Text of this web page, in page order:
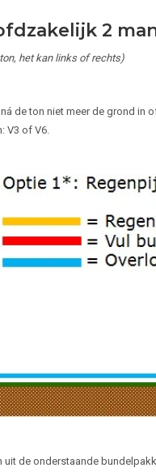
2
het kan links of rechts)
de ton niet meer de grond in
V3 of V6.
de onderstaande